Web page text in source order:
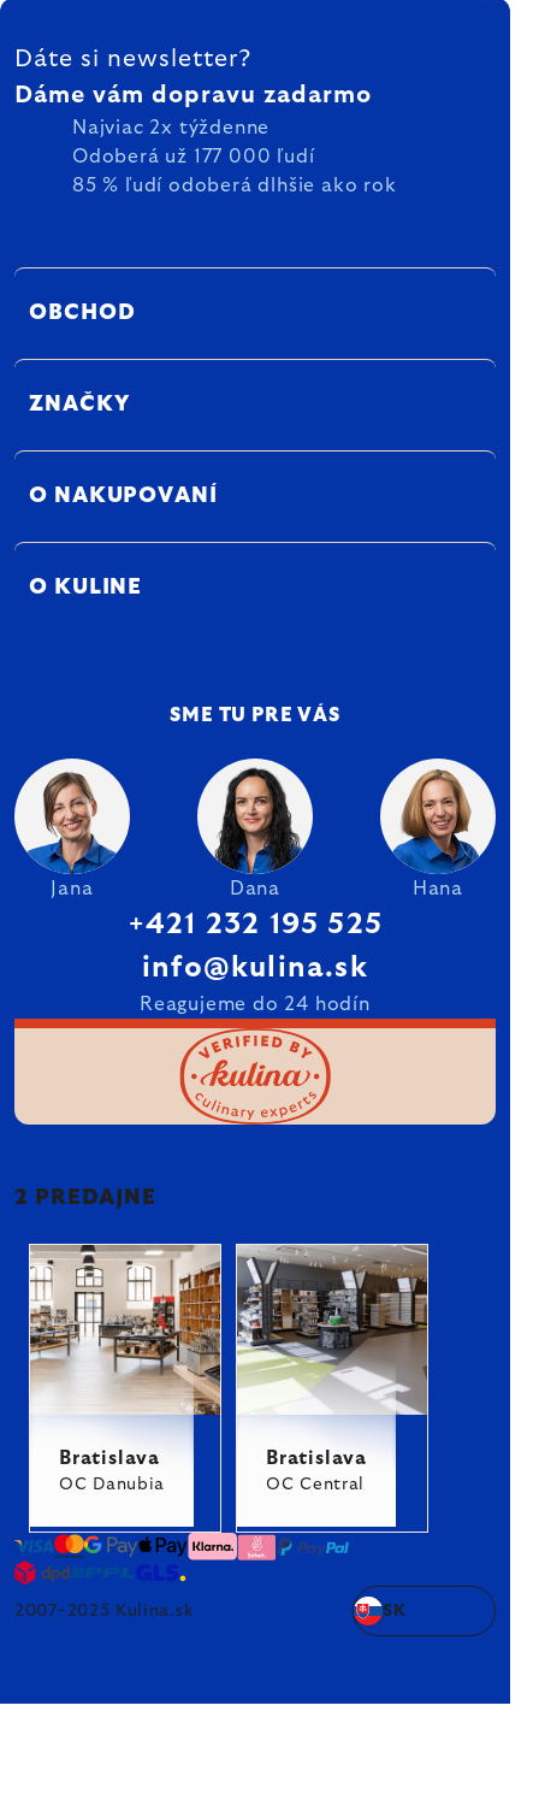
ZÁPÄTIE
Dáte si newsletter?
Dáme vám dopravu zadarmo
Najviac 2x týždenne
Odoberá už 177 000 ľudí
85 % ľudí odoberá dlhšie ako rok
OBCHOD
ZNAČKY
O NAKUPOVANÍ
O KULINE
SME TU PRE VÁS
Jana Dana Hana
+421 232 195 525
info@kulina.sk
Reagujeme do 24 hodín
2 PREDAJNE
Bratislava
OC Danubia
Bratislava
OC Central
2007–2025 Kulina.sk SK